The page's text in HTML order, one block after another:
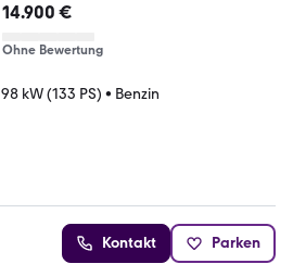
14.900 €
Ohne Bewertung
98 kW (133 PS) • Benzin
Kontakt Parken